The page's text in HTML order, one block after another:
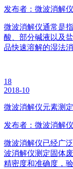
发布者：微波消解仪
微波消解仪通常是
酸、部分碱液以及
品快速溶解的湿法消
18
2018-10
微波消解仪元素测
发布者：微波消解仪
微波消解仪已经广
波消解仪测定固体
精密度和准确度，